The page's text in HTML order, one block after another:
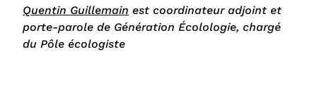
Quentin Guillemain est coordinateur adjoint et
porte-parole de Génération Écolologie, chargé
du Pôle écologiste